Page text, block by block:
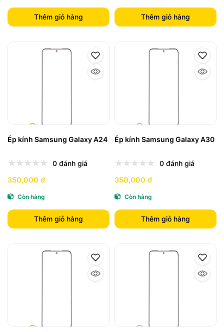
Thêm giỏ hàng Thêm giỏ hàng
Ép kính Samsung Galaxy A24
0 đánh giá
350,000 đ
Còn hàng
Thêm giỏ hàng
Ép kính Samsung Galaxy A30
0 đánh giá
350,000 đ
Còn hàng
Thêm giỏ hàng